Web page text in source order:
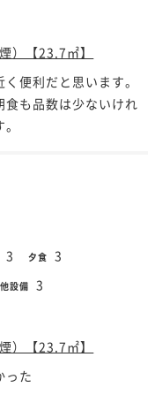
）【23.7㎡】
便利だと思います。
食も品数は少ないけれ
3 夕食 3
設備 3
）【23.7㎡】
った